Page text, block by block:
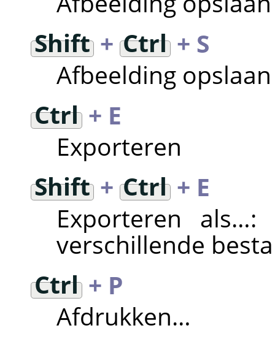
Shift+ Ctrl + S
Afbeelding
Ctrl+ E
Exporteren
Shift+ Ctrl + E
Exporteren als…:
verschillende
Ctrl+ P
Afdrukken…